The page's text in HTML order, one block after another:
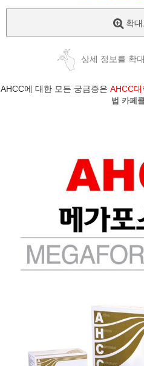
확
상세 정보를 확
AHCC에 대한 모든 궁금증은 AHCC대
법 카페